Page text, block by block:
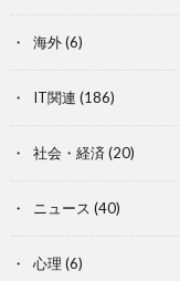
海外(6)
IT関連 (186)
社会・経済 (20)
ニュース (40)
心理 (6)